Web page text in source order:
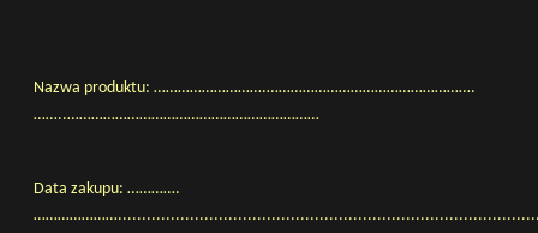
Nazwa produktu: ……………………….…………………………………………….
……..………………………………………………………
Data zakupu: ………….